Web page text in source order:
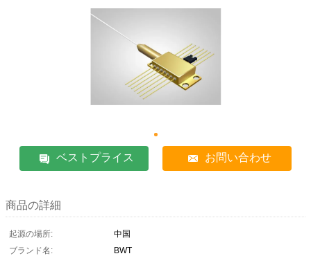
ベストプライス お問い合わせ
商品の詳細
起源の場所:
中国
ブランド名:
BWT